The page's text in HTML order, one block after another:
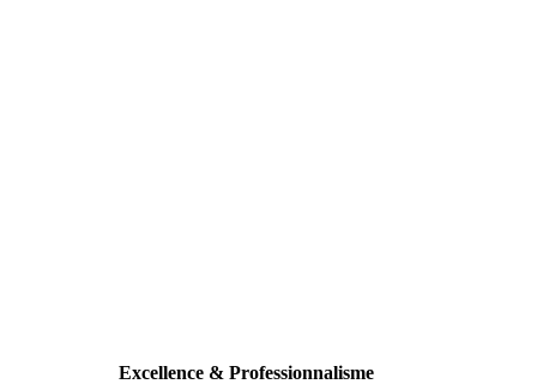
Excellence & Professionnalisme